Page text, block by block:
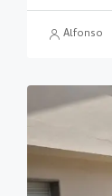
Alfonso